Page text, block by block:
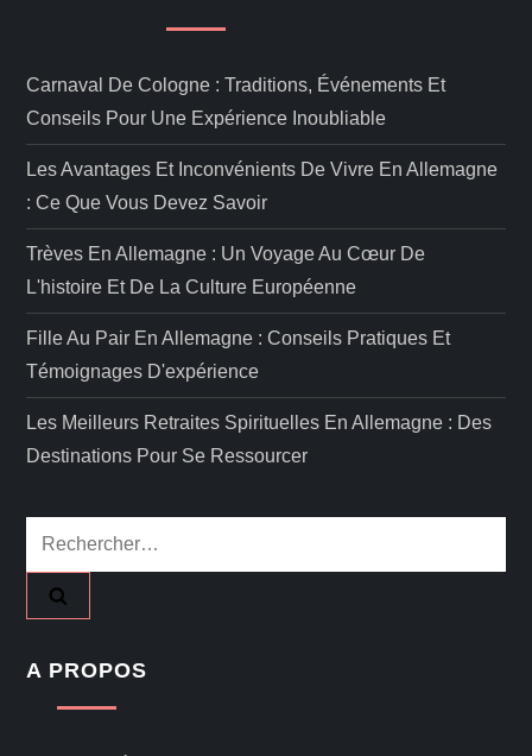
Carnaval De Cologne : Traditions, Événements Et
Conseils Pour Une Expérience Inoubliable
Les Avantages Et Inconvénients De Vivre En Allemagne
: Ce Que Vous Devez Savoir
Trèves En Allemagne : Un Voyage Au Cœur De
L'histoire Et De La Culture Européenne
Fille Au Pair En Allemagne : Conseils Pratiques Et
Témoignages D'expérience
Les Meilleurs Retraites Spirituelles En Allemagne : Des
Destinations Pour Se Ressourcer
Rechercher :
A PROPOS